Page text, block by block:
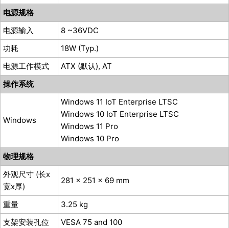
电源规格
电源输入
8 ~36VDC
功耗
18W (Typ.)
电源工作模式
ATX (默认), AT
操作系统
Windows
Windows 11 IoT Enterprise LTSC
Windows 10 IoT Enterprise LTSC
Windows 11 Pro
Windows 10 Pro
物理规格
外观尺寸 (长x
宽x厚)
281 x 251 x 69 mm
重量
3.25 kg
支架安装孔位
VESA 75 and 100